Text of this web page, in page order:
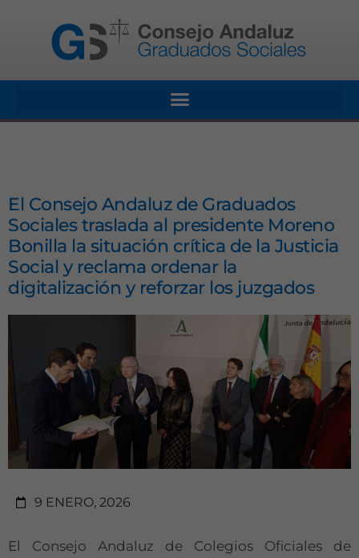
El Consejo Andaluz de Graduados
Sociales traslada al presidente Moreno
Bonilla la situación crítica de la Justicia
Social y reclama ordenar la
digitalización y reforzar los juzgados
9 ENERO, 2026
El Consejo Andaluz de Colegios Oficiales de